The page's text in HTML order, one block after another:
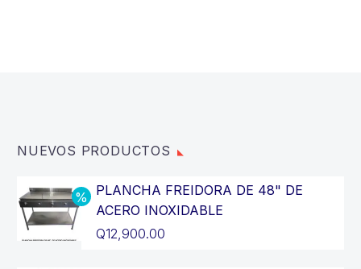
NUEVOS PRODUCTOS
PLANCHA FREIDORA DE 48" DE
ACERO INOXIDABLE
El
Q12,900.00